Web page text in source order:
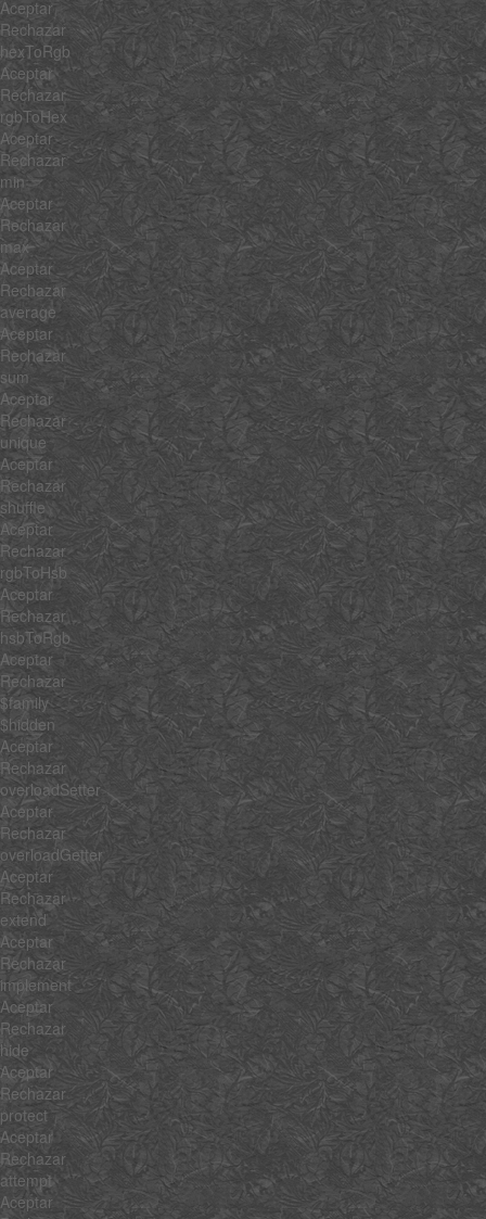
Aceptar
Rechazar
hexToRgb
Aceptar
Rechazar
rgbToHex
Aceptar
Rechazar
min
Aceptar
Rechazar
max
Aceptar
Rechazar
average
Aceptar
Rechazar
sum
Aceptar
Rechazar
unique
Aceptar
Rechazar
shuffle
Aceptar
Rechazar
rgbToHsb
Aceptar
Rechazar
hsbToRgb
Aceptar
Rechazar
$family
$hidden
Aceptar
Rechazar
overloadSetter
Aceptar
Rechazar
overloadGetter
Aceptar
Rechazar
extend
Aceptar
Rechazar
implement
Aceptar
Rechazar
hide
Aceptar
Rechazar
protect
Aceptar
Rechazar
attempt
Aceptar